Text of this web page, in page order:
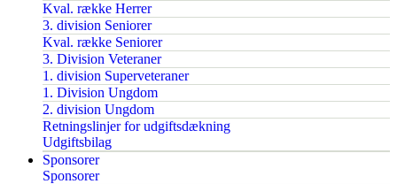
Kval. række Herrer
3. division Seniorer
Kval. række Seniorer
3. Division Veteraner
1. division Superveteraner
1. Division Ungdom
2. division Ungdom
Retningslinjer for udgiftsdækning
Udgiftsbilag
Sponsorer
Sponsorer